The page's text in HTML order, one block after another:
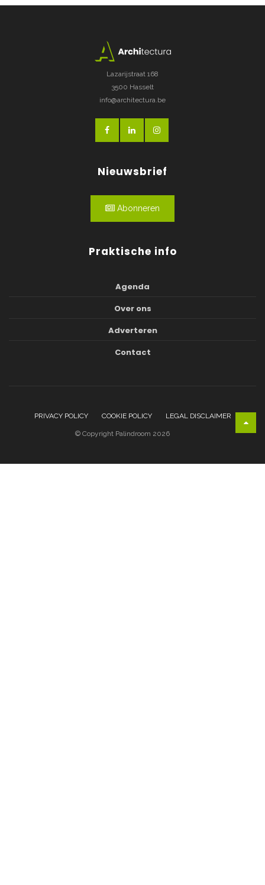
Lazarijstraat 168
3500 Hasselt
info@architectura.be
Nieuwsbrief
Abonneren
Praktische info
Agenda
Over ons
Adverteren
Contact
PRIVACY POLICY COOKIE POLICY LEGAL DISCLAIMER
© Copyright Palindroom 2026